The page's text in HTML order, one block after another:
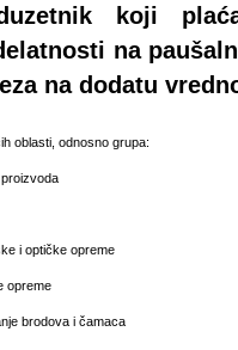
koji
na
na dodatu
oblasti, odnosno grupa:
i optičke opreme
opreme
brodova i čamaca